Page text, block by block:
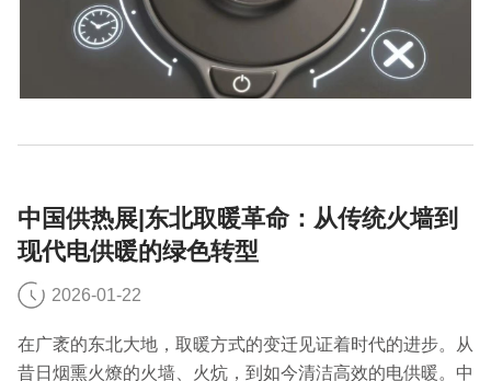
中国供热展|东北取暖革命：从传统火墙到
现代电供暖的绿色转型
2026-01-22
在广袤的东北大地，取暖方式的变迁见证着时代的进步。从
昔日烟熏火燎的火墙、火炕，到如今清洁高效的电供暖。中